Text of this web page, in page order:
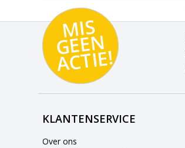
MI
S
G
E
E
N
A
C
TI
E!
KLANTENSERVICE
Over ons